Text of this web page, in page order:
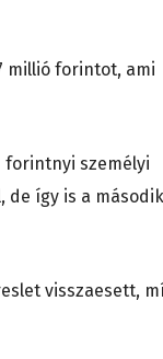
millió forintot, ami
forintnyi személyi
így is a második
visszaesett,